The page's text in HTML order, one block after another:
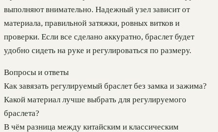
выполняют внимательно. Надежный узел зависит от
материала, правильной затяжки, ровных витков и
проверки. Если все сделано аккуратно, браслет будет
удобно сидеть на руке и регулироваться по размеру.
Вопросы и ответы
Как завязать регулируемый браслет без замка и зажима?
Какой материал лучше выбрать для регулируемого
браслета?
В чём разница между китайским и классическим